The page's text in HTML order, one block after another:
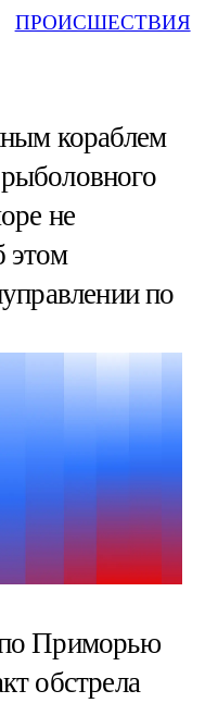
ПРОИСШЕСТВИЯ
кораблем
не
этом
по
Приморью
обстрела